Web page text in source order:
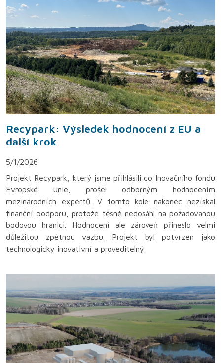
Recypark: Výsledek hodnocení z EU a
další krok
5/1/2026
Projekt Recypark, který jsme přihlásili do Inovačního fondu
Evropské unie, prošel odborným hodnocením
mezinárodních expertů. V tomto kole nakonec nezískal
finanční podporu, protože těsně nedosáhl na požadovanou
bodovou hranici. Hodnocení ale zároveň přineslo velmi
důležitou zpětnou vazbu. Projekt byl potvrzen jako
technologicky inovativní a proveditelný.